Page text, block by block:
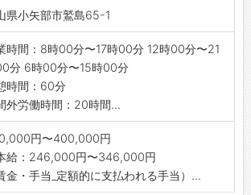
県小矢部市鷲島65-1
時間：8時00分〜17時00分 12時00分〜21
分 6時00分〜15時00分
時間：60分
外労働時間：20時間...
円〜400,000円
給：246,000円〜346,000円
金・手当_定額的に支払われる手当）...